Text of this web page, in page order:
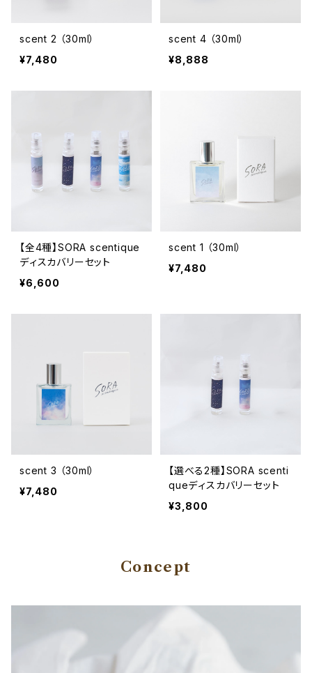
scent 2 （30ml）
¥7,480
scent 4 （30ml）
¥8,888
【全4種】SORA scentique
ディスカバリーセット
¥6,600
scent 1 （30ml）
¥7,480
scent 3 （30ml）
¥7,480
【選べる2種】SORA scenti
queディスカバリーセット
¥3,800
Concept